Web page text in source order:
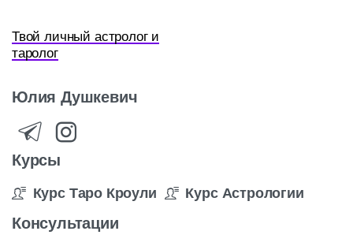
Твой личный астролог и
таролог
Юлия Душкевич
Курсы
Курс Таро Кроули Курс Астрологии
Консультации